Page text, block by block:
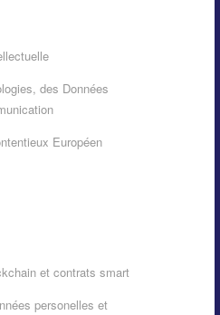
des Données
Européen
et contrats smart
personelles et